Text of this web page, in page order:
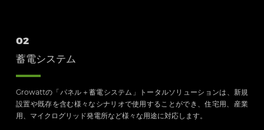
02
蓄電システム
Growattの「パネル＋蓄電システム」トータルソリューションは、新規
設置や既存を含む様々なシナリオで使用することができ、住宅用、産業
用、マイクログリッド発電所など様々な用途に対応します。